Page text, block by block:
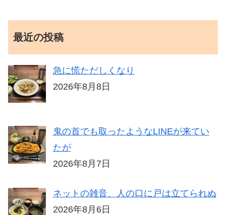
最近の投稿
急に慌ただしくなり
2026年8月8日
鬼の首でも取ったようなLINEが来てい
たが
2026年8月7日
ネットの雑音、人の口に戸は立てられぬ
2026年8月6日